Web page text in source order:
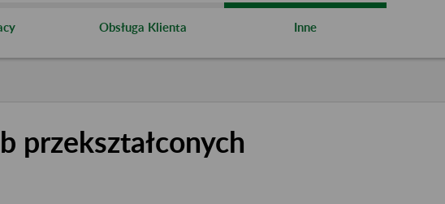
Obsługa Klienta Inne
przekształconych